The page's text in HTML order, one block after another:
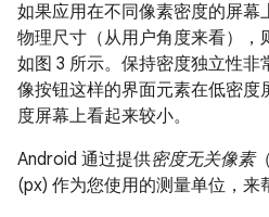
如果应用在不同像素密度的屏幕
物理尺寸（从用户角度来看），
如图 3 所示。保持密度独立性非
像按钮这样的界面元素在低密度
度屏幕上看起来较小。
Android 通过提供密度无关像素
(px) 作为您使用的测量单位，来